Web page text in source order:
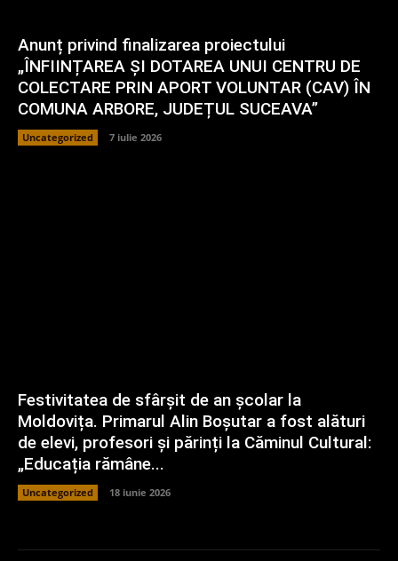
Anunț privind finalizarea proiectului
„ÎNFIINȚAREA ȘI DOTAREA UNUI CENTRU DE
COLECTARE PRIN APORT VOLUNTAR (CAV) ÎN
COMUNA ARBORE, JUDEȚUL SUCEAVA”
Uncategorized 7 iulie 2026
Festivitatea de sfârșit de an școlar la
Moldovița. Primarul Alin Boșutar a fost alături
de elevi, profesori și părinți la Căminul Cultural:
„Educația rămâne...
Uncategorized 18 iunie 2026